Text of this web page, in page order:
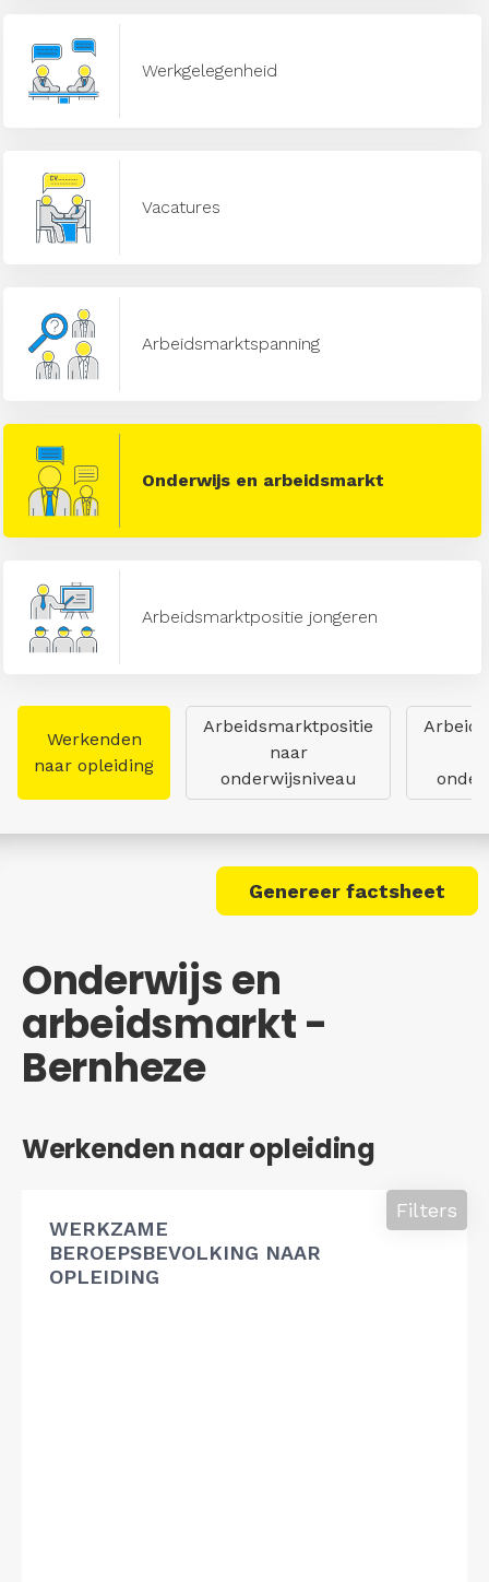
Werkgelegenheid
Vacatures
Arbeidsmarktspanning
Onderwijs en arbeidsmarkt
Arbeidsmarktpositie jongeren
Werkenden
naar opleiding
Arbeidsmarktpositie
naar
onderwijsniveau
Genereer factsheet
Onderwijs en
arbeidsmarkt -
Bernheze
Werkenden naar opleiding
WERKZAME
BEROEPSBEVOLKING NAAR
OPLEIDING
Filters